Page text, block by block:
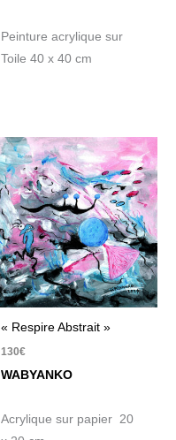
Peinture acrylique sur
Toile 40 x 40 cm
« Respire Abstrait »
130€
WABYANKO
Acrylique sur papier 20